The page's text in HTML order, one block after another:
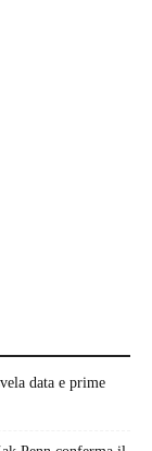
data e prime